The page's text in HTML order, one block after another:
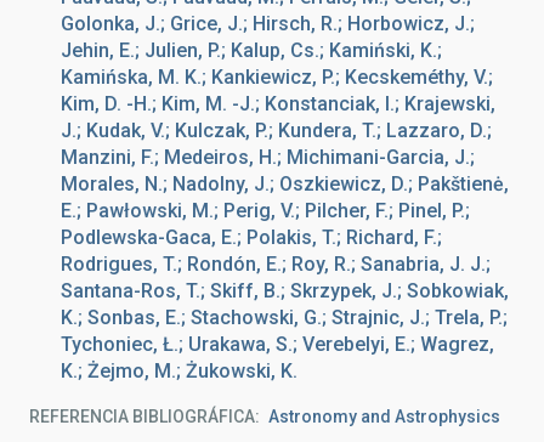
Golonka, J.; Grice, J.; Hirsch, R.; Horbowicz, J.;
Jehin, E.; Julien, P.; Kalup, Cs.; Kamiński, K.;
Kamińska, M. K.; Kankiewicz, P.; Kecskeméthy, V.;
Kim, D. -H.; Kim, M. -J.; Konstanciak, I.; Krajewski,
J.; Kudak, V.; Kulczak, P.; Kundera, T.; Lazzaro, D.;
Manzini, F.; Medeiros, H.; Michimani-Garcia, J.;
Morales, N.; Nadolny, J.; Oszkiewicz, D.; Pakštienė,
E.; Pawłowski, M.; Perig, V.; Pilcher, F.; Pinel, P.;
Podlewska-Gaca, E.; Polakis, T.; Richard, F.;
Rodrigues, T.; Rondón, E.; Roy, R.; Sanabria, J. J.;
Santana-Ros, T.; Skiff, B.; Skrzypek, J.; Sobkowiak,
K.; Sonbas, E.; Stachowski, G.; Strajnic, J.; Trela, P.;
Tychoniec, Ł.; Urakawa, S.; Verebelyi, E.; Wagrez,
K.; Żejmo, M.; Żukowski, K.
REFERENCIA BIBLIOGRÁFICA Astronomy and Astrophysics